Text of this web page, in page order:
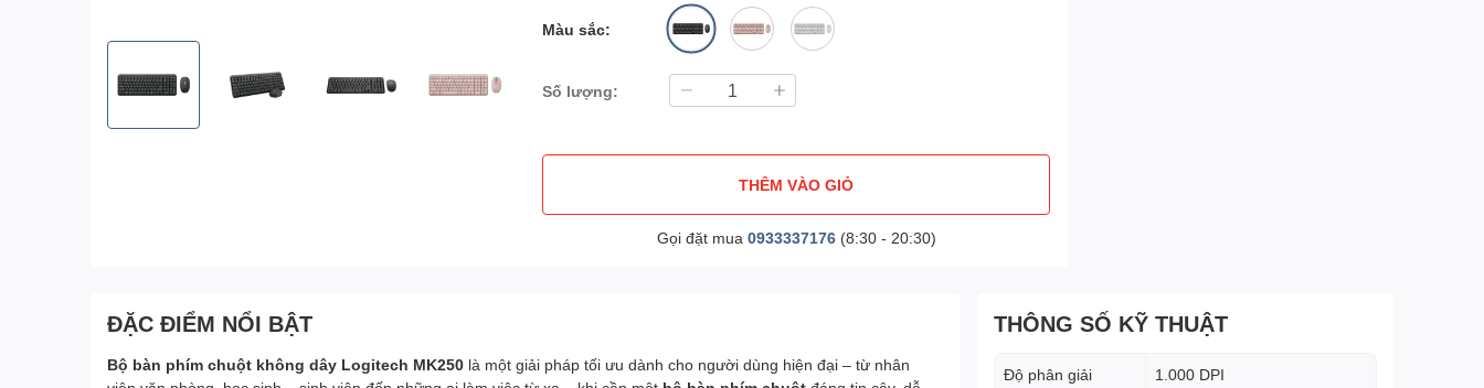
Màu sắc:
Số lượng:
THÊM VÀO GIỎ
Gọi đặt mua 0933337176(8:30 - 20:30)
ĐẶC ĐIỂM NỔI BẬT
Bộ bàn phím chuột không dây Logitech MK250 là một giải pháp tối ưu dành cho người dùng hiện đại – từ nhân
THÔNG SỐ KỸ THUẬT
Độ phân giải 1.000 DPI